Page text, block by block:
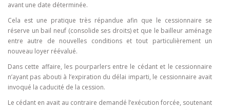
avant une date déterminée.
Cela est une pratique très répandue afin que le cessionnaire se
réserve un bail neuf (consolide ses droits) et que le bailleur aménage
entre autre de nouvelles conditions et tout particulièrement un
nouveau loyer réévalué.
Dans cette affaire, les pourparlers entre le cédant et le cessionnaire
n’ayant pas abouti à l’expiration du délai imparti, le cessionnaire avait
invoqué la caducité de la cession.
Le cédant en avait au contraire demandé l’exécution forcée, soutenant